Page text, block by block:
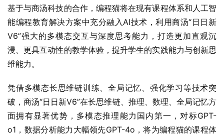
基于与商汤科技的合作，编程猫将在现有课程体系和人工智
能编程教育解决方案中充分融入AI技术，利用商汤“日日新
V6”强大的多模态交互与深度思考能力，打造更加直观沉
浸、更具互动性的教学体验，提升学生的实践能力与创新思
维能力。
凭借多模态长思维链训练、全局记忆、强化学习等技术突
破，商汤“日日新V6”在长思维链、推理、数理、全局记忆方
面拥有显著优势，多模态推理能力国内第一，对标GPT-
o1，数据分析能力大幅领先GPT-4o，将为编程猫的课程体